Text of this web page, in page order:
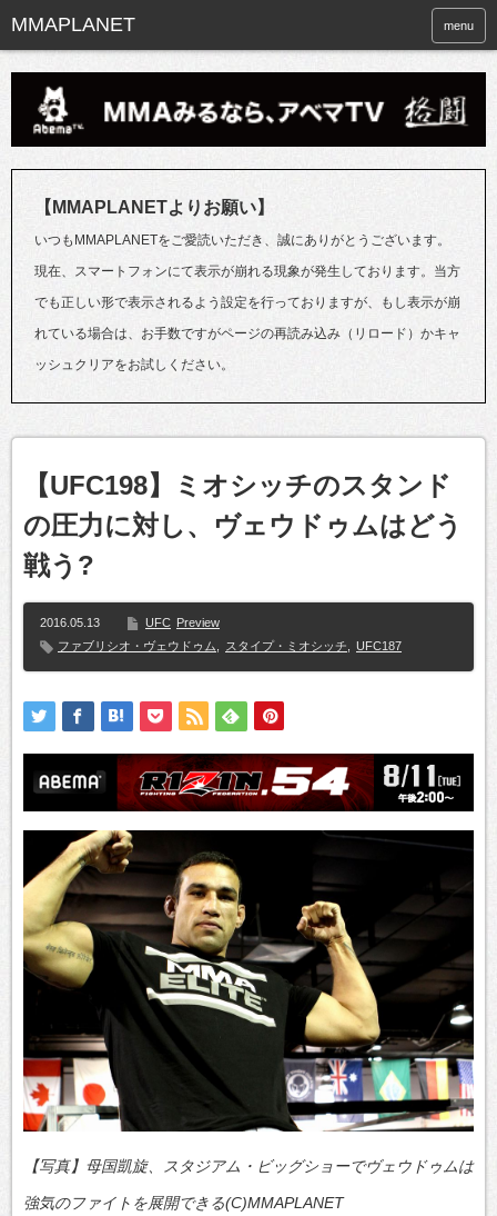
menu
【MMAPLANETよりお願い】
いつもMMAPLANETをご愛読いただき、誠にありがとうございます。
現在、スマートフォンにて表示が崩れる現象が発生しております。当方
でも正しい形で表示されるよう設定を行っておりますが、もし表示が崩
れている場合は、お手数ですがページの再読み込み（リロード）かキャ
ッシュクリアをお試しください。
【UFC198】ミオシッチのスタンド
の圧力に対し、ヴェウドゥムはどう
戦う?
2016.05.13 UFC Preview
ファブリシオ・ヴェウドゥム
スタイプ・ミオシッチ UFC187
【写真】母国凱旋、スタジアム・ビッグショーでヴェウドゥムは
強気のファイトを展開できる(C)MMAPLANET